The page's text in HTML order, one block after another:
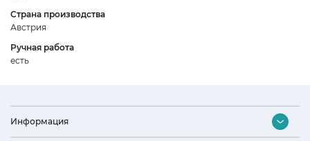
Страна производства
Австрия
Ручная работа
есть
Информация